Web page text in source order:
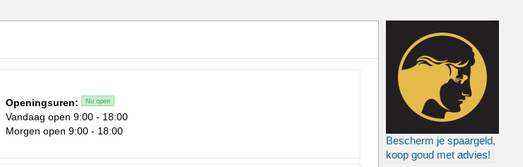
Bescherm je spaargeld,
koop goud met advies!
Openingsuren: Nu open
Vandaag open 9:00 - 18:00
Morgen open 9:00 - 18:00